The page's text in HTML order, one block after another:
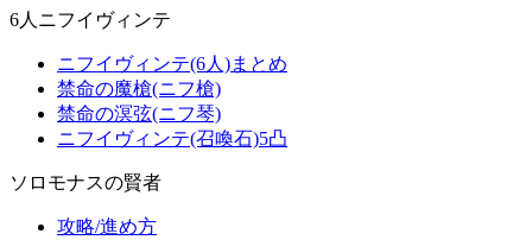
6人ニフイヴィンテ
ニフイヴィンテ(6人)まとめ
禁命の魔槍(ニフ槍)
禁命の溟弦(ニフ琴)
ニフイヴィンテ(召喚石)5凸
ソロモナスの賢者
攻略/進め方